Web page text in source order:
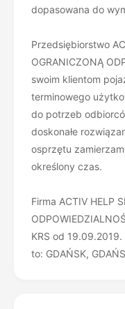
dopasowana do
Przedsiębiorstwo
OGRANICZONĄ
swoim klientom
terminowego
do potrzeb
doskonałe
osprzętu
określony czas.
Firma ACTIV HELP
KRS od
to: GDAŃSK,